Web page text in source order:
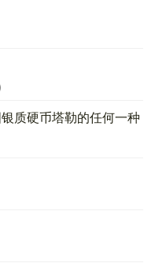
质硬币塔勒的任何一种